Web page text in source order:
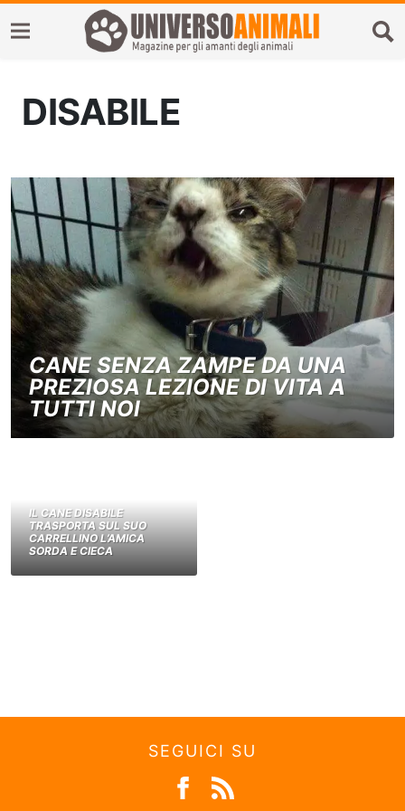
DISABILE
CANE SENZA ZAMPE DA UNA
PREZIOSA LEZIONE DI VITA A
TUTTI NOI
IL CANE DISABILE
TRASPORTA SUL SUO
CARRELLINO L’AMICA
SORDA E CIECA
SEGUICI SU